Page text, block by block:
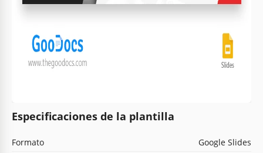
Especificaciones de la plantilla
Formato
Google Slides